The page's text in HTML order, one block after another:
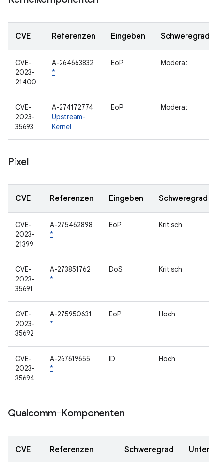
CVE Referenzen Eingeben Schweregrad
CVE-
2023-
21400
A-264663832
*
EoP Moderat
CVE-
2023-
35693
A-274172774
Upstream-
Kernel
EoP Moderat
Pixel
CVE Referenzen Eingeben Schweregrad
CVE-
2023-
21399
A-275462898
*
EoP Kritisch
CVE-
2023-
35691
A-273851762
*
DoS Kritisch
CVE-
2023-
35692
A-275950631
*
EoP Hoch
CVE-
2023-
35694
A-267619655
*
ID Hoch
Qualcomm-Komponenten
CVE Referenzen Schweregrad